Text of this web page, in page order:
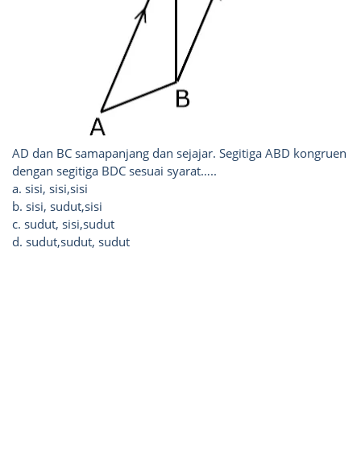
AD dan BC samapanjang dan sejajar. Segitiga ABD kongruen
dengan segitiga BDC sesuai syarat…..
a. sisi, sisi,sisi
b. sisi, sudut,sisi
c. sudut, sisi,sudut
d. sudut,sudut, sudut